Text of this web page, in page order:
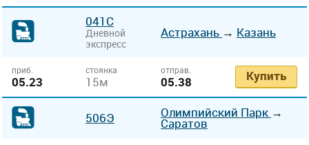
041С
Дневной
экспресс
Астрахань → Казань
приб.
05.23
стоянка
15м
отправ.
05.38 Купить
506Э Олимпийский Парк →
Саратов